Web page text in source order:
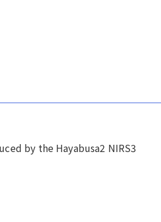
by the Hayabusa2 NIRS3